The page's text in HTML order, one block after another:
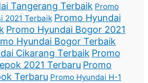
Tangerang Terbaik Promo
2021 Terbaik Promo Hyundai
Promo Hyundai Bogor 2021
Hyundai Bogor Terbaik
Cikarang Terbaik Promo
2021 Terbaru Promo
Terbaru Promo Hyundai H-1